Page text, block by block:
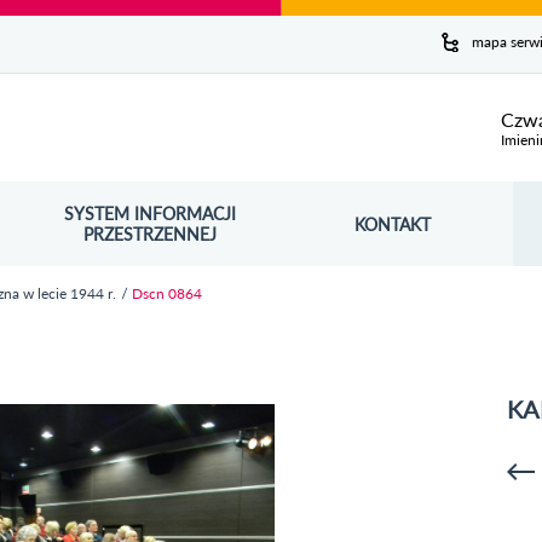
mapa
SYSTEM INFORMACJI
PRZESTRZENNEJ
OTWORZY SIĘ W NOWYM OKNIE KONTAKT
w lecie 1944 r. Dscn 0864